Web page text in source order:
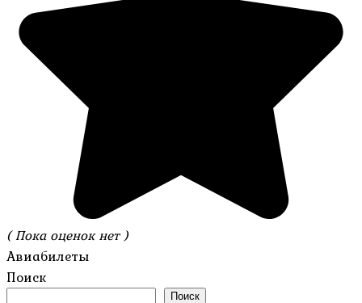
( Пока оценок нет )
Авиабилеты
Поиск
Поиск